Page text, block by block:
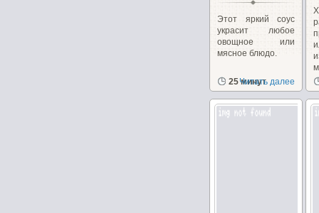
Этот яркий соус
украсит любое
овощное или
мясное блюдо.
25 минут
Читать далее